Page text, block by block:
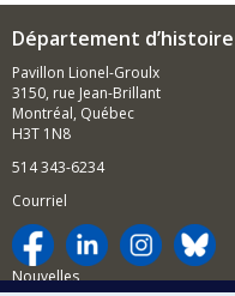
Département d’histoire
Pavillon Lionel-Groulx
3150, rue Jean-Brillant
Montréal, Québec
H3T 1N8
514 343-6234
Courriel
Nouvelles